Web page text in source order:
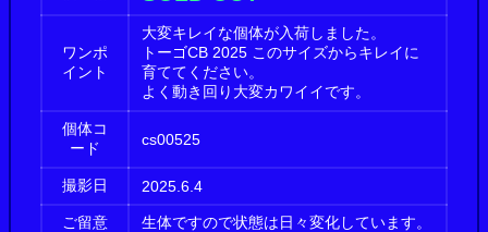
ワンポ
イント
大変キレイな個体が入荷しました。
トーゴCB 2025 このサイズからキレイに
育ててください。
よく動き回り大変カワイイです。
個体コ
ード
cs00525
撮影日 2025.6.4
ご留意 生体ですので状態は日々変化しています。